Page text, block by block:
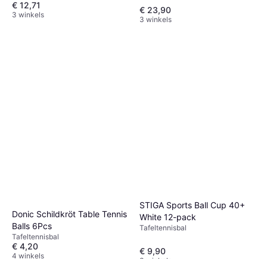
€ 12,71
3 winkels € 23,90
3 winkels
Donic Schildkröt Table Tennis
Balls 6Pcs
Tafeltennisbal
€ 4,20
4 winkels
STIGA Sports Ball Cup 40+
White 12-pack
Tafeltennisbal
€ 9,90